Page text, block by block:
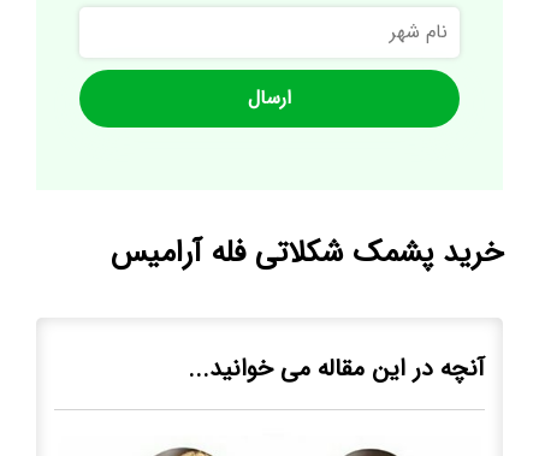
نام
شهر
خرید پشمک شکلاتی فله آرامیس
آنچه در این مقاله می خوانید...